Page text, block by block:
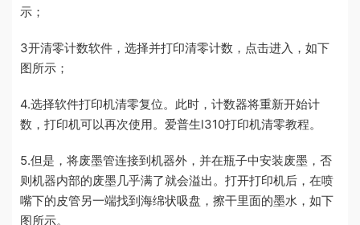
示；
3开清零计数软件，选择并打印清零计数，点击进入，如下
图所示；
4.选择软件打印机清零复位。此时，计数器将重新开始计
数，打印机可以再次使用。爱普生l310打印机清零教程。
5.但是，将废墨管连接到机器外，并在瓶子中安装废墨，否
则机器内部的废墨几乎满了就会溢出。打开打印机后，在喷
嘴下的皮管另一端找到海绵状吸盘，擦干里面的墨水，如下
图所示。